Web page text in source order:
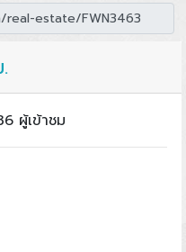
ผู้เข้าชม